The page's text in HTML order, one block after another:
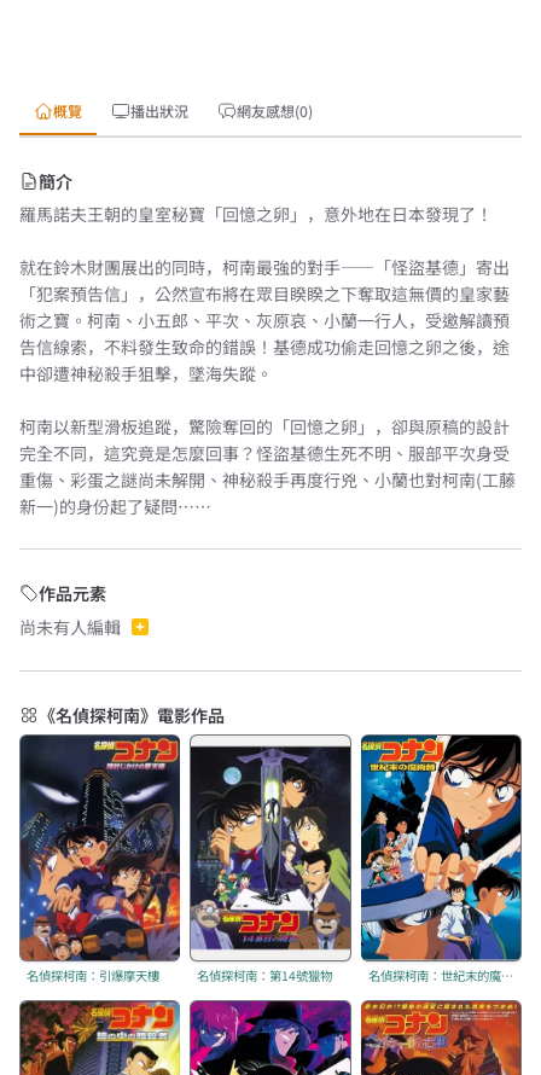
概覽 播出狀況 網友感想(0)
簡介
羅馬諾夫王朝的皇室秘寶「回憶之卵」，意外地在日本發現了！
就在鈴木財團展出的同時，柯南最強的對手——「怪盜基德」寄出
「犯案預告信」，公然宣布將在眾目睽睽之下奪取這無價的皇家藝
術之寶。柯南、小五郎、平次、灰原哀、小蘭一行人，受邀解讀預
告信線索，不料發生致命的錯誤！基德成功偷走回憶之卵之後，途
中卻遭神秘殺手狙擊，墜海失蹤。
柯南以新型滑板追蹤，驚險奪回的「回憶之卵」，卻與原稿的設計
完全不同，這究竟是怎麼回事？怪盜基德生死不明、服部平次身受
重傷、彩蛋之謎尚未解開、神秘殺手再度行兇、小蘭也對柯南(工藤
新一)的身份起了疑問……
作品元素
尚未有人編輯
《名偵探柯南》電影作品
名偵探柯南：引爆摩天樓 名偵探柯南：第14號獵物 名偵探柯南：世紀末的魔術師